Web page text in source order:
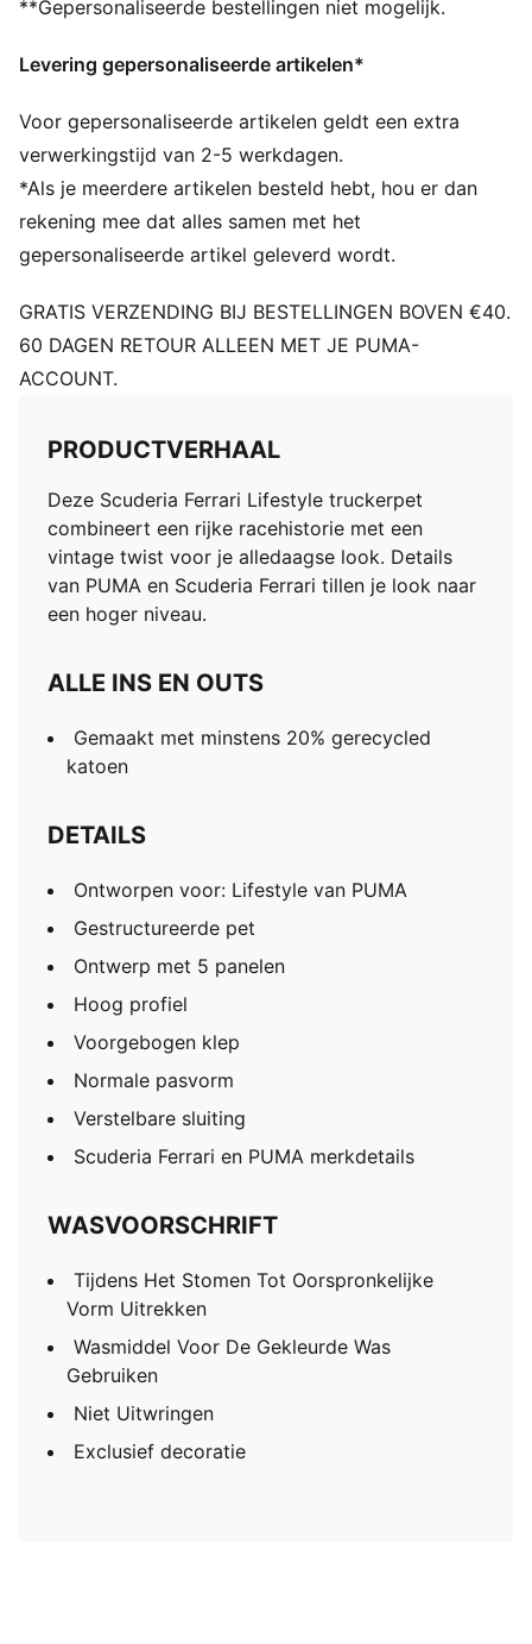
**Gepersonaliseerde bestellingen niet mogelijk.
Levering gepersonaliseerde artikelen*
Voor gepersonaliseerde artikelen geldt een extra
verwerkingstijd van 2-5 werkdagen.
*Als je meerdere artikelen besteld hebt, hou er dan
rekening mee dat alles samen met het
gepersonaliseerde artikel geleverd wordt.
GRATIS VERZENDING BIJ BESTELLINGEN BOVEN €40.
60 DAGEN RETOUR ALLEEN MET JE PUMA-
ACCOUNT.
PRODUCTVERHAAL
Deze Scuderia Ferrari Lifestyle truckerpet
combineert een rijke racehistorie met een
vintage twist voor je alledaagse look. Details
van PUMA en Scuderia Ferrari tillen je look naar
een hoger niveau.
ALLE INS EN OUTS
Gemaakt met minstens 20% gerecycled
katoen
DETAILS
Ontworpen voor: Lifestyle van PUMA
Gestructureerde pet
Ontwerp met 5 panelen
Hoog profiel
Voorgebogen klep
Normale pasvorm
Verstelbare sluiting
Scuderia Ferrari en PUMA merkdetails
WASVOORSCHRIFT
Tijdens Het Stomen Tot Oorspronkelijke
Vorm Uitrekken
Wasmiddel Voor De Gekleurde Was
Gebruiken
Niet Uitwringen
Exclusief decoratie